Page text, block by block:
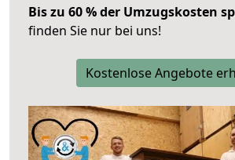
Bis zu 60 % der Umzugskosten
finden Sie nur bei uns!
Kostenlose Angebote